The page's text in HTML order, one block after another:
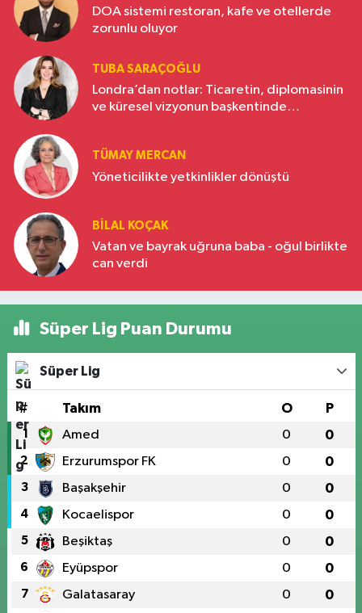
DOA sistemi restoran, kafe ve otellerde
zorunlu oluyor
TUBA SARAÇOĞLU
Londra’dan notlar: Ticaretin, diplomasinin
ve küresel vizyonun başkentinde
TÜMAY MERCAN
Yöneticilikte yetkinlikler dönüştü
BILAL KOÇAK
Vatan ve bayrak uğruna baba - oğul birlikte
can verdi
Süper Lig Puan Durumu
Süper Lig
# Takım O P
1 Amed 0 0
2 Erzurumspor FK 0 0
3 Başakşehir 0 0
4 Kocaelispor 0 0
5 Beşiktaş 0 0
6 Eyüpspor 0 0
7 Galatasaray 0 0